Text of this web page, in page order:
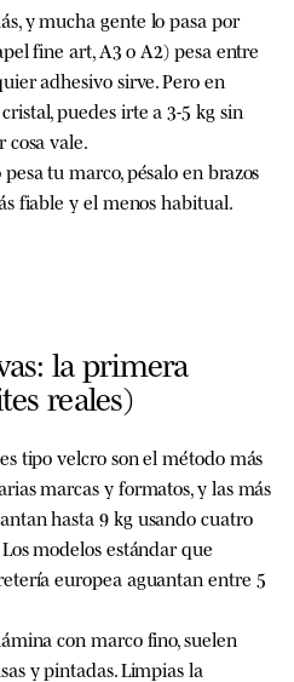
y mucha gente lo pasa por
fine art, A3 o A2) pesa entre
adhesivo sirve. Pero en
puedes irte a 3-5 kg sin
vale.
tu marco, pésalo en brazos
fiable y el menos habitual.
la primera
reales)
tipo velcro son el método más
marcas y formatos, y las más
hasta 9 kg usando cuatro
modelos estándar que
europea aguantan entre 5
con marco fino, suelen
y pintadas. Limpias la